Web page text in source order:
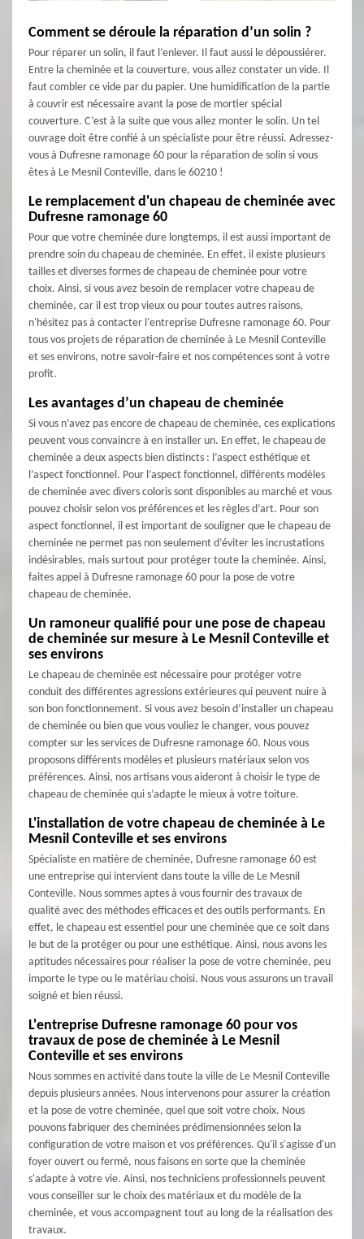
Comment se déroule la réparation d’un solin ?
Pour réparer un solin, il faut l’enlever. Il faut aussi le dépoussiérer.
Entre la cheminée et la couverture, vous allez constater un vide. Il
faut combler ce vide par du papier. Une humidification de la partie
à couvrir est nécessaire avant la pose de mortier spécial
couverture. C’est à la suite que vous allez monter le solin. Un tel
ouvrage doit être confié à un spécialiste pour être réussi. Adressez-
vous à Dufresne ramonage 60 pour la réparation de solin si vous
êtes à Le Mesnil Conteville, dans le 60210 !
Le remplacement d'un chapeau de cheminée avec
Dufresne ramonage 60
Pour que votre cheminée dure longtemps, il est aussi important de
prendre soin du chapeau de cheminée. En effet, il existe plusieurs
tailles et diverses formes de chapeau de cheminée pour votre
choix. Ainsi, si vous avez besoin de remplacer votre chapeau de
cheminée, car il est trop vieux ou pour toutes autres raisons,
n'hésitez pas à contacter l'entreprise Dufresne ramonage 60. Pour
tous vos projets de réparation de cheminée à Le Mesnil Conteville
et ses environs, notre savoir-faire et nos compétences sont à votre
profit.
Les avantages d’un chapeau de cheminée
Si vous n’avez pas encore de chapeau de cheminée, ces explications
peuvent vous convaincre à en installer un. En effet, le chapeau de
cheminée a deux aspects bien distincts : l’aspect esthétique et
l’aspect fonctionnel. Pour l’aspect fonctionnel, différents modèles
de cheminée avec divers coloris sont disponibles au marché et vous
pouvez choisir selon vos préférences et les règles d’art. Pour son
aspect fonctionnel, il est important de souligner que le chapeau de
cheminée ne permet pas non seulement d’éviter les incrustations
indésirables, mais surtout pour protéger toute la cheminée. Ainsi,
faites appel à Dufresne ramonage 60 pour la pose de votre
chapeau de cheminée.
Un ramoneur qualifié pour une pose de chapeau
de cheminée sur mesure à Le Mesnil Conteville et
ses environs
Le chapeau de cheminée est nécessaire pour protéger votre
conduit des différentes agressions extérieures qui peuvent nuire à
son bon fonctionnement. Si vous avez besoin d’installer un chapeau
de cheminée ou bien que vous vouliez le changer, vous pouvez
compter sur les services de Dufresne ramonage 60. Nous vous
proposons différents modèles et plusieurs matériaux selon vos
préférences. Ainsi, nos artisans vous aideront à choisir le type de
chapeau de cheminée qui s’adapte le mieux à votre toiture.
L'installation de votre chapeau de cheminée à Le
Mesnil Conteville et ses environs
Spécialiste en matière de cheminée, Dufresne ramonage 60 est
une entreprise qui intervient dans toute la ville de Le Mesnil
Conteville. Nous sommes aptes à vous fournir des travaux de
qualité avec des méthodes efficaces et des outils performants. En
effet, le chapeau est essentiel pour une cheminée que ce soit dans
le but de la protéger ou pour une esthétique. Ainsi, nous avons les
aptitudes nécessaires pour réaliser la pose de votre cheminée, peu
importe le type ou le matériau choisi. Nous vous assurons un travail
soigné et bien réussi.
L'entreprise Dufresne ramonage 60 pour vos
travaux de pose de cheminée à Le Mesnil
Conteville et ses environs
Nous sommes en activité dans toute la ville de Le Mesnil Conteville
depuis plusieurs années. Nous intervenons pour assurer la création
et la pose de votre cheminée, quel que soit votre choix. Nous
pouvons fabriquer des cheminées prédimensionnées selon la
configuration de votre maison et vos préférences. Qu'il s'agisse d'un
foyer ouvert ou fermé, nous faisons en sorte que la cheminée
s'adapte à votre vie. Ainsi, nos techniciens professionnels peuvent
vous conseiller sur le choix des matériaux et du modèle de la
cheminée, et vous accompagnent tout au long de la réalisation des
travaux.